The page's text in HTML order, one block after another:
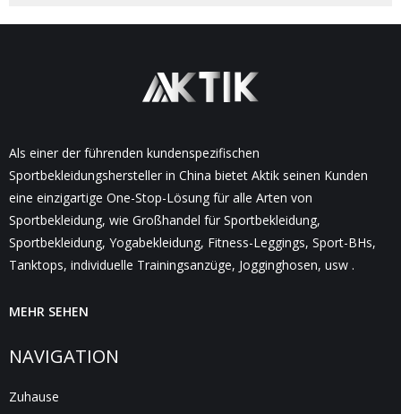
Als einer der führenden kundenspezifischen
Sportbekleidungshersteller in China bietet Aktik seinen Kunden
eine einzigartige One-Stop-Lösung für alle Arten von
Sportbekleidung, wie Großhandel für Sportbekleidung,
Sportbekleidung, Yogabekleidung, Fitness-Leggings, Sport-BHs,
Tanktops, individuelle Trainingsanzüge, Jogginghosen, usw .
MEHR SEHEN
NAVIGATION
Zuhause